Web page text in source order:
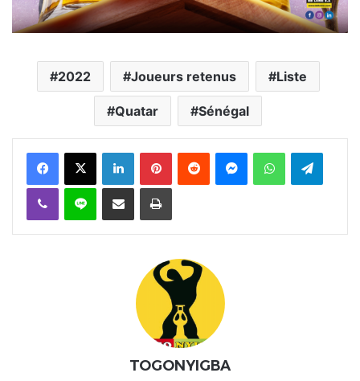
2022 Joueurs retenus Liste
Quatar Sénégal
FacebookX Linkedin PinterestReddit MessengerWhatsAppTelegram
Viber Ligne Partager par email Imprimer
TOGONYIGBA